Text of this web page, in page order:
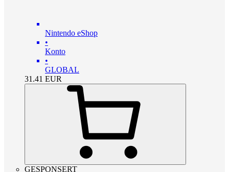
Nintendo eShop
•
Konto
•
GLOBAL
31.41 EUR
GESPONSERT